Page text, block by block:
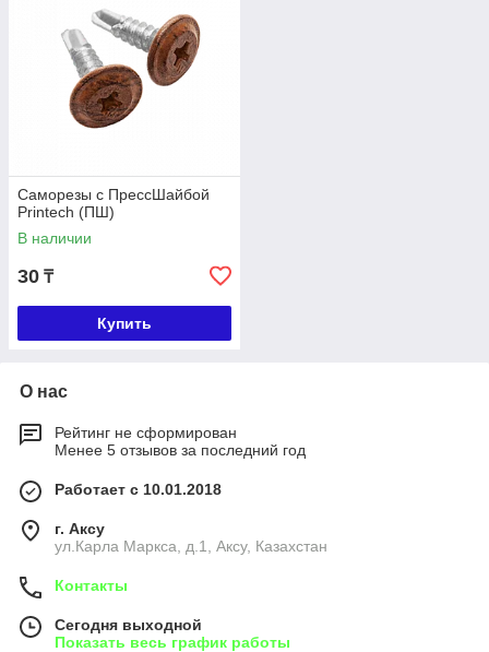
Саморезы с ПрессШайбой
Printech (ПШ)
В наличии
30 ₸
Купить
О нас
Рейтинг не сформирован
Менее 5 отзывов за последний год
Работает с 10.01.2018
г. Аксу
ул.Карла Маркса, д.1, Аксу, Казахстан
Контакты
Сегодня выходной
Показать весь график работы